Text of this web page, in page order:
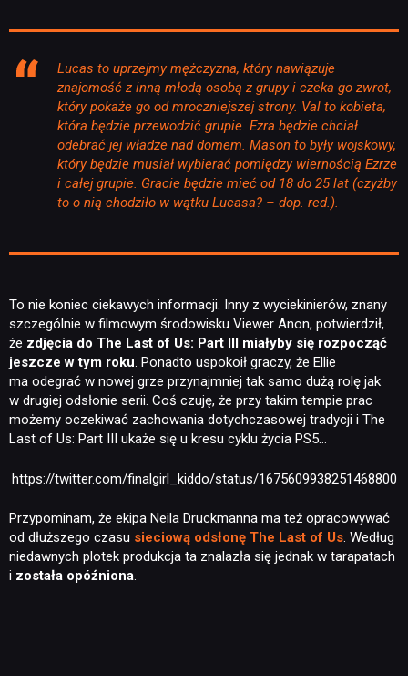
Lucas to uprzejmy mężczyzna, który nawiązuje
znajomość z inną młodą osobą z grupy i czeka go zwrot,
który pokaże go od mroczniejszej strony. Val to kobieta,
która będzie przewodzić grupie. Ezra będzie chciał
odebrać jej władze nad domem. Mason to były wojskowy,
który będzie musiał wybierać pomiędzy wiernością Ezrze
i całej grupie. Gracie będzie mieć od 18 do 25 lat (czyżby
to o nią chodziło w wątku Lucasa? – dop. red.).
To nie koniec ciekawych informacji. Inny z wyciekinierów, znany
szczególnie w filmowym środowisku Viewer Anon, potwierdził,
że zdjęcia do The Last of Us: Part III miałyby się rozpocząć
jeszcze w tym roku. Ponadto uspokoił graczy, że Ellie
ma odegrać w nowej grze przynajmniej tak samo dużą rolę jak
w drugiej odsłonie serii. Coś czuję, że przy takim tempie prac
możemy oczekiwać zachowania dotychczasowej tradycji i The
Last of Us: Part III ukaże się u kresu cyklu życia PS5…
https://twitter.com/finalgirl_kiddo/status/1675609938251468800
Przypominam, że ekipa Neila Druckmanna ma też opracowywać
od dłuższego czasu sieciową odsłonę The Last of Us. Według
niedawnych plotek produkcja ta znalazła się jednak w tarapatach
i została opóźniona.